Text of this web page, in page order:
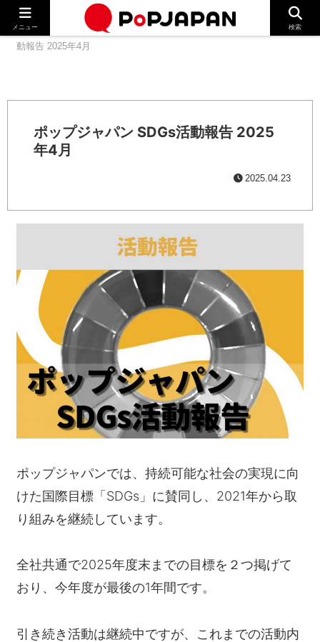
ホーム ポップジャパン
ポップジャパン SDGs活
動報告 2025年4月
ポップジャパン SDGs活動報告 2025
年4月
2025.04.23
ポップジャパンでは、持続可能な社会の実現に向
けた国際目標「SDGs」に賛同し、2021年から取
り組みを継続しています。
全社共通で2025年度末までの目標を２つ掲げて
おり、今年度が最後の1年間です。
引き続き活動は継続中ですが、これまでの活動内
メニュー 検索